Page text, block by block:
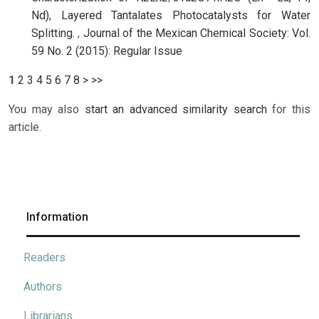
Nd), Layered Tantalates Photocatalysts for Water
Splitting., Journal of the Mexican Chemical Society: Vol.
59 No. 2 (2015): Regular Issue
1 2 3 4 5 6 7 8 > >>
You may also start an advanced similarity searchfor this
article.
Information
Readers
Authors
Librarians